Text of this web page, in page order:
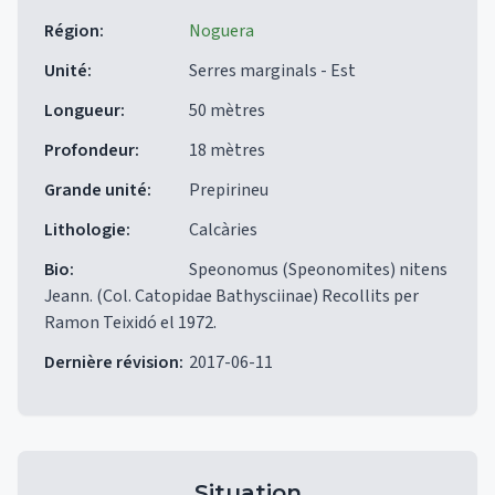
Région:
Noguera
Unité:
Serres marginals - Est
Longueur:
50 mètres
Profondeur:
18 mètres
Grande unité:
Prepirineu
Lithologie:
Calcàries
Bio:
Speonomus (Speonomites) nitens
Jeann. (Col. Catopidae Bathysciinae) Recollits per
Ramon Teixidó el 1972.
Dernière révision: 2017-06-11